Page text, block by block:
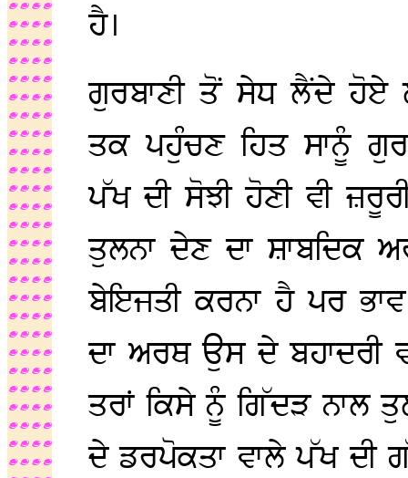
ਹੈ।
ਗੁਰਬਾਣੀ ਤੋਂ ਸੇਧ ਲੈਂਦੇ ਹੋਏ
ਤਕ ਪਹੁੰਚਣ ਹਿਤ ਸਾਨੂੰ
ਪੱਖ ਦੀ ਸੋਝੀ ਹੋਣੀ ਵੀ
ਤੁਲਨਾ ਦੇਣ ਦਾ ਸ਼ਾਬਦਿਕ
ਬੇਇਜਤੀ ਕਰਨਾ ਹੈ ਪਰ
ਦਾ ਅਰਥ ਉਸ ਦੇ ਬਹਾਦਰੀ
ਤਰਾਂ ਕਿਸੇ ਨੂੰ ਗਿੱਦੜ ਨਾਲ
ਦੇ ਡਰਪੋਕਤਾ ਵਾਲੇ ਪੱਖ ਦੀ